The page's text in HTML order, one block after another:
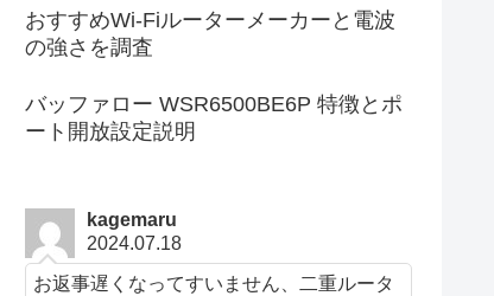
おすすめWi-Fiルーターメーカーと電波
の強さを調査
バッファロー WSR6500BE6P 特徴とポ
ート開放設定説明
kagemaru
2024.07.18
お返事遅くなってすいません、二重ルータ